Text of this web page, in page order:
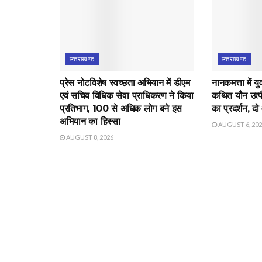
उत्तराखण्ड
प्रेस नोटविशेष स्वच्छता अभियान में डीएम
एवं सचिव विधिक सेवा प्राधिकरण ने किया
प्रतिभाग, 100 से अधिक लोग बने इस
अभियान का हिस्सा
AUGUST 8, 2026
उत्तराखण्ड
नानकमत्ता में
कथित यौन
का प्रदर्शन, दो
AUGUST 6,